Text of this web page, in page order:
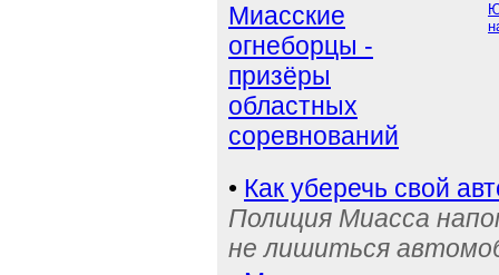
Миасские
огнеборцы -
призёры
областных
соревнований
• Как уберечь свой
Полиция Миасса
не лишиться